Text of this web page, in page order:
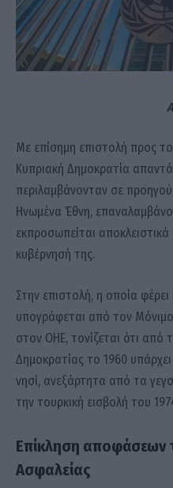
Με επίσημη επιστολή προς
Κυπριακή Δημοκρατία
περιλαμβάνονταν σε
Ηνωμένα Έθνη,
εκπροσωπείται
κυβέρνησή της.
Στην επιστολή, η οποία
υπογράφεται από τον
στον ΟΗΕ, τονίζεται ότι από
Δημοκρατίας το 1960
νησί, ανεξάρτητα από τα
την τουρκική εισβολή του
Επίκληση αποφάσεων
Ασφαλείας